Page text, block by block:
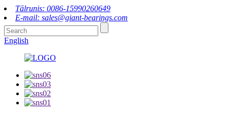
Tālrunis: 0086-15990260649
E-mail: sales@giant-bearings.com
English